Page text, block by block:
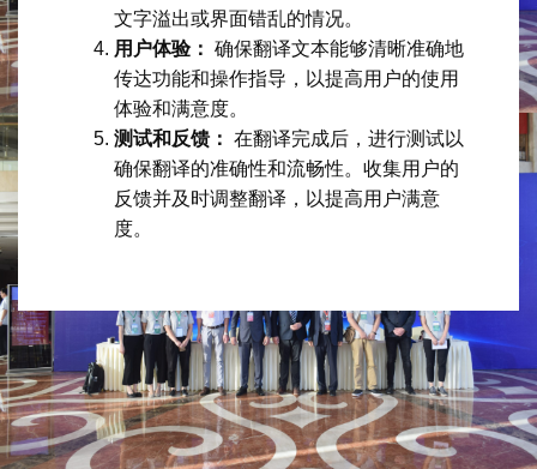
文字溢出或界面错乱的情况。
用户体验： 确保翻译文本能够清晰准确地
传达功能和操作指导，以提高用户的使用
体验和满意度。
测试和反馈： 在翻译完成后，进行测试以
确保翻译的准确性和流畅性。收集用户的
反馈并及时调整翻译，以提高用户满意
度。